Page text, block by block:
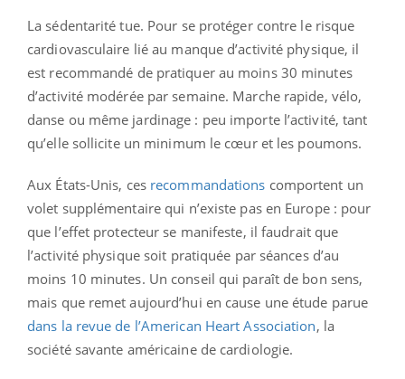
La sédentarité tue. Pour se protéger contre le risque
cardiovasculaire lié au manque d’activité physique, il
est recommandé de pratiquer au moins 30 minutes
d’activité modérée par semaine. Marche rapide, vélo,
danse ou même jardinage : peu importe l’activité, tant
qu’elle sollicite un minimum le cœur et les poumons.
Aux États-Unis, ces recommandations comportent un
volet supplémentaire qui n’existe pas en Europe : pour
que l’effet protecteur se manifeste, il faudrait que
l’activité physique soit pratiquée par séances d’au
moins 10 minutes. Un conseil qui paraît de bon sens,
mais que remet aujourd’hui en cause une étude parue
dans la revue de l’American Heart Association, la
société savante américaine de cardiologie.